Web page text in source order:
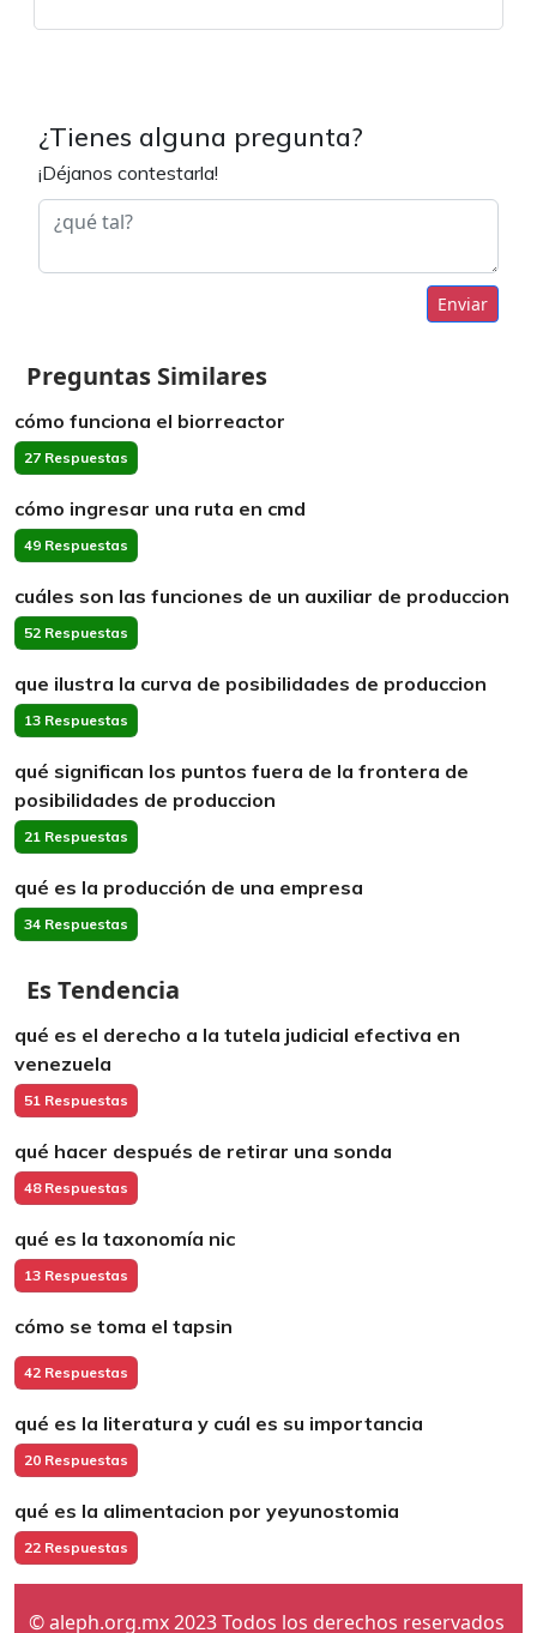
¿Tienes alguna pregunta?
¡Déjanos contestarla!
Enviar
Preguntas Similares
cómo funciona el biorreactor
27 Respuestas
cómo ingresar una ruta en cmd
49 Respuestas
cuáles son las funciones de un auxiliar de produccion
52 Respuestas
que ilustra la curva de posibilidades de produccion
13 Respuestas
qué significan los puntos fuera de la frontera de
posibilidades de produccion
21 Respuestas
qué es la producción de una empresa
34 Respuestas
Es Tendencia
qué es el derecho a la tutela judicial efectiva en
venezuela
51 Respuestas
qué hacer después de retirar una sonda
48 Respuestas
qué es la taxonomía nic
13 Respuestas
cómo se toma el tapsin
42 Respuestas
qué es la literatura y cuál es su importancia
20 Respuestas
qué es la alimentacion por yeyunostomia
22 Respuestas
© aleph.org.mx 2023 Todos los derechos reservados